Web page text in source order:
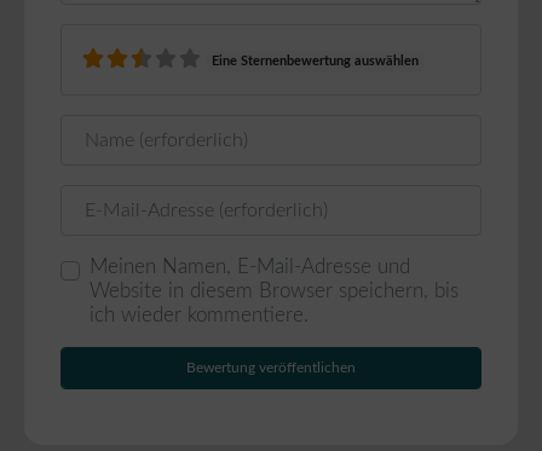
Eine Sternenbewertung auswählen
Meinen Namen, E-Mail-Adresse und
Website in diesem Browser speichern, bis
ich wieder kommentiere.